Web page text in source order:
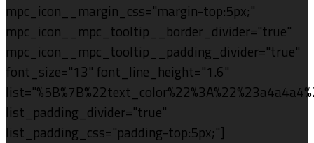
mpc_icon__margin_css="margin-top:5px;"
mpc_icon__mpc_tooltip__border_divider="true"
mpc_icon__mpc_tooltip__padding_divider="true"
font_size="13" font_line_height="1.6"
list_padding_divider="true"
list_padding_css="padding-top:5px;"]